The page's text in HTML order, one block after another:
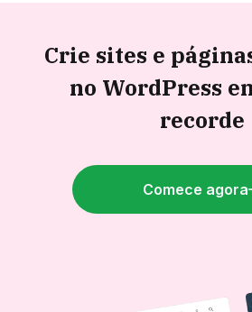
Crie sites e
no WordPress
recorde
Comece agora